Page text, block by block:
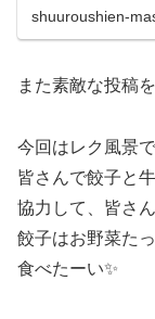
shuuroushien-
また素敵な投稿
今回はレク風景で
皆さんで餃子と
協力して、皆さ
餃子はお野菜た
食べたーい✨